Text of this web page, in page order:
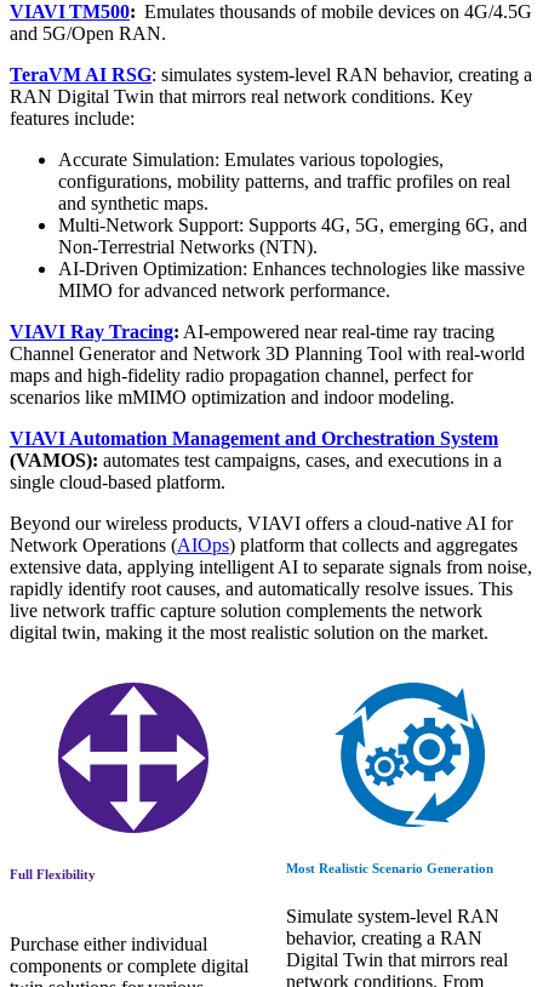
VIAVI TM500: Emulates thousands of mobile devices on 4G/4.5G
and 5G/Open RAN.
TeraVM AI RSG: simulates system-level RAN behavior, creating a
RAN Digital Twin that mirrors real network conditions. Key
features include:
Accurate Simulation: Emulates various topologies,
configurations, mobility patterns, and traffic profiles on real
and synthetic maps.
Multi-Network Support: Supports 4G, 5G, emerging 6G, and
Non-Terrestrial Networks (NTN).
AI-Driven Optimization: Enhances technologies like massive
MIMO for advanced network performance.
VIAVI Ray Tracing: AI-empowered near real-time ray tracing
Channel Generator and Network 3D Planning Tool with real-world
maps and high-fidelity radio propagation channel, perfect for
scenarios like mMIMO optimization and indoor modeling.
VIAVI Automation Management and Orchestration System
(VAMOS): automates test campaigns, cases, and executions in a
single cloud-based platform.
Beyond our wireless products, VIAVI offers a cloud-native AI for
Network Operations (AIOps) platform that collects and aggregates
extensive data, applying intelligent AI to separate signals from noise,
rapidly identify root causes, and automatically resolve issues. This
live network traffic capture solution complements the network
digital twin, making it the most realistic solution on the market.
Full Flexibility
Purchase either individual
components or complete digital
Most Realistic Scenario Generation
Simulate system-level RAN
behavior, creating a RAN
Digital Twin that mirrors real
network conditions. From